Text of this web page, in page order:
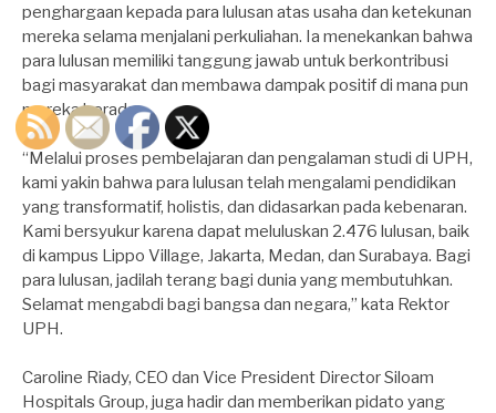
penghargaan kepada para lulusan atas usaha dan ketekunan
mereka selama menjalani perkuliahan. Ia menekankan bahwa
para lulusan memiliki tanggung jawab untuk berkontribusi
bagi masyarakat dan membawa dampak positif di mana pun
mereka berada.
“Melalui proses pembelajaran dan pengalaman studi di UPH,
kami yakin bahwa para lulusan telah mengalami pendidikan
yang transformatif, holistis, dan didasarkan pada kebenaran.
Kami bersyukur karena dapat meluluskan 2.476 lulusan, baik
di kampus Lippo Village, Jakarta, Medan, dan Surabaya. Bagi
para lulusan, jadilah terang bagi dunia yang membutuhkan.
Selamat mengabdi bagi bangsa dan negara,” kata Rektor
UPH.
Caroline Riady, CEO dan Vice President Director Siloam
Hospitals Group, juga hadir dan memberikan pidato yang